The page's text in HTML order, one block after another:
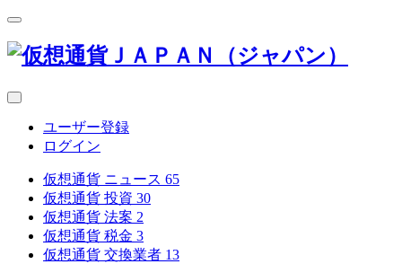
ユーザー登録
ログイン
仮想通貨 ニュース 65
仮想通貨 投資 30
仮想通貨 法案 2
仮想通貨 税金 3
仮想通貨 交換業者 13